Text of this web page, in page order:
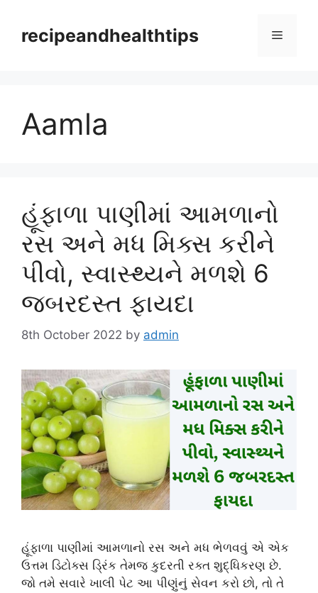
contentrecipeandhealthtips Menu
Aamla
હૂંફાળા પાણીમાં આમળાનો
રસ અને મધ મિક્સ કરીને
પીવો, સ્વાસ્થ્યને મળશે 6
જબરદસ્ત ફાયદા
8th October 2022 by admin
હૂંફાળા પાણીમાં આમળાનો રસ અને મધ ભેળવવું એ એક
ઉત્તમ ડિટોક્સ ડ્રિંક તેમજ કુદરતી રક્ત શુદ્ધિકરણ છે.
જો તમે સવારે ખાલી પેટ આ પીણુંનું સેવન કરો છો, તો તે